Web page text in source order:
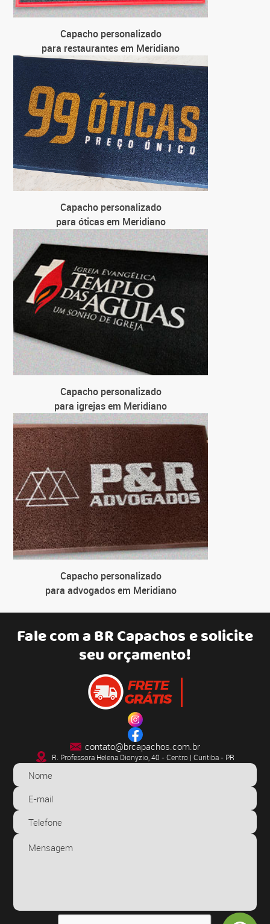
Capacho personalizado
para restaurantes em Meridiano
Capacho personalizado
para óticas em Meridiano
Capacho personalizado
para igrejas em Meridiano
Capacho personalizado
para advogados em Meridiano
Fale com aBR Capachose solicite
seu orçamento!
contato@brcapachos.com.br
R. Professora Helena Dionyzio, 40 - Centro | Curitiba - PR